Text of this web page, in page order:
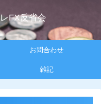
FX反省会
お問合わせ
雑記